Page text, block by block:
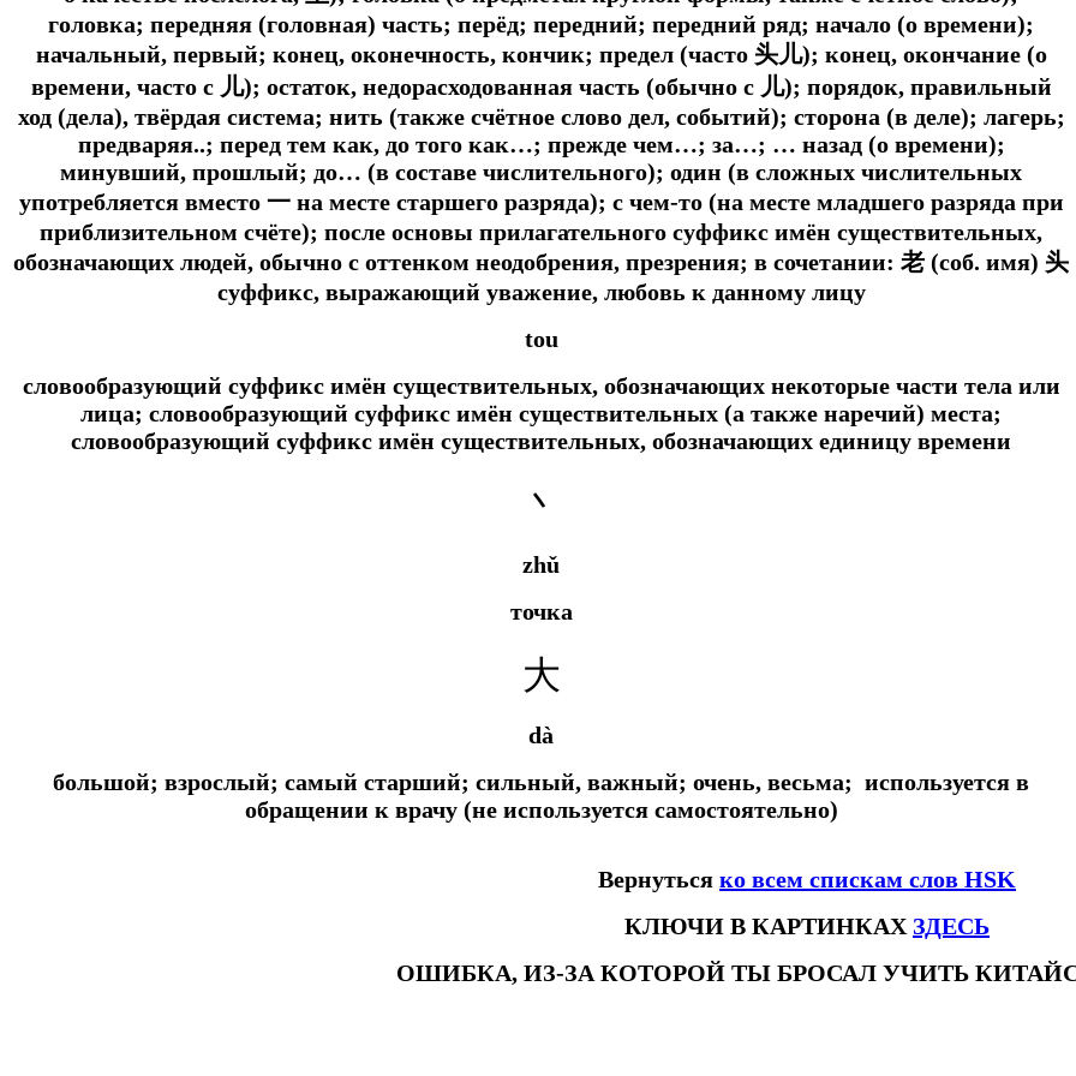
головка; передняя (головная) часть; перёд; передний; передний ряд; начало (о времени);
начальный, первый; конец, оконечность, кончик; предел (часто 头儿); конец, окончание (о
времени, часто с 儿); остаток, недорасходованная часть (обычно с 儿); порядок, правильный
ход (дела), твёрдая система; нить (также счётное слово дел, событий); сторона (в деле); лагерь;
предваряя..; перед тем как, до того как…; прежде чем…; за…; … назад (о времени);
минувший, прошлый; до… (в составе числительного); один (в сложных числительных
употребляется вместо 一 на месте старшего разряда); с чем-то (на месте младшего разряда при
приблизительном счёте); после основы прилагательного суффикс имён существительных,
обозначающих людей, обычно с оттенком неодобрения, презрения; в сочетании: 老 (соб. имя) 头
суффикс, выражающий уважение, любовь к данному лицу
tou
словообразующий суффикс имён существительных, обозначающих некоторые части тела или
лица; словообразующий суффикс имён существительных (а также наречий) места;
словообразующий суффикс имён существительных, обозначающих единицу времени
丶
zhǔ
точка
大
dà
большой; взрослый; самый старший; сильный, важный; очень, весьма; используется в
обращении к врачу (не используется самостоятельно)
Вернуться ко всем спискам слов HSK
КЛЮЧИ В КАРТИНКАХ ЗДЕСЬ
ОШИБКА, ИЗ-ЗА КОТОРОЙ ТЫ БРОСАЛ УЧИТЬ